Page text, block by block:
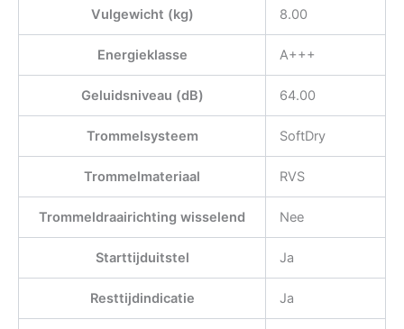
Vulgewicht (kg) 8.00
Energieklasse A+++
Geluidsniveau (dB) 64.00
Trommelsysteem SoftDry
Trommelmateriaal RVS
Trommeldraairichting wisselend Nee
Starttijduitstel Ja
Resttijdindicatie Ja